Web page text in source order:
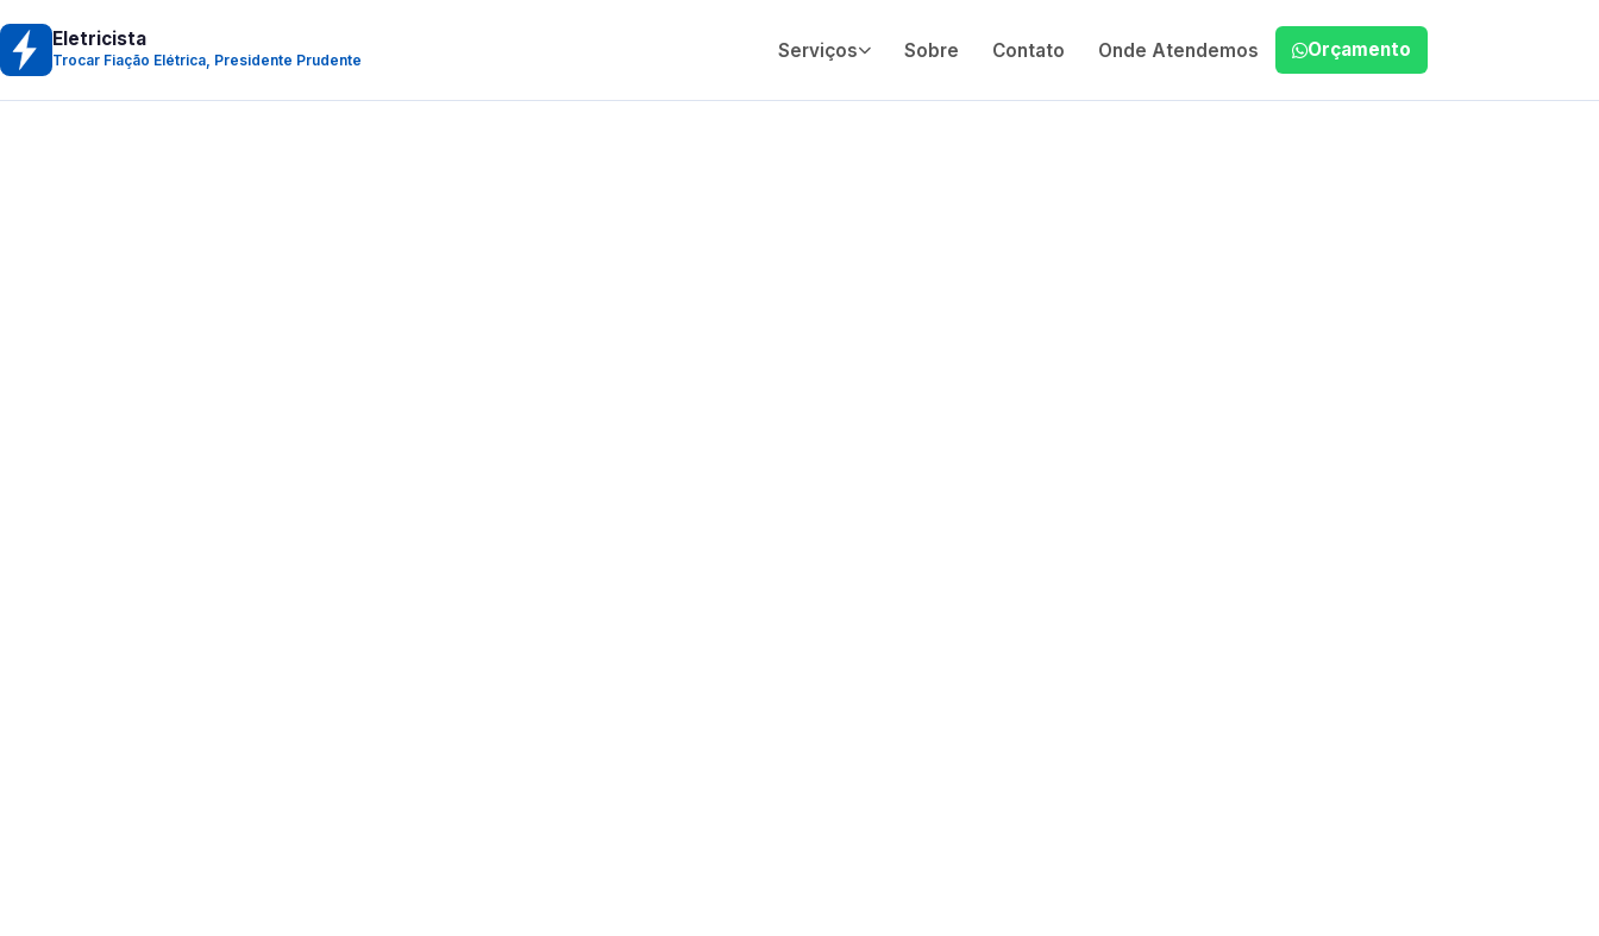
Eletricista
Trocar Fiação Elétrica, Presidente Prudente Serviços Sobre Contato Onde Atendemos Orçamento